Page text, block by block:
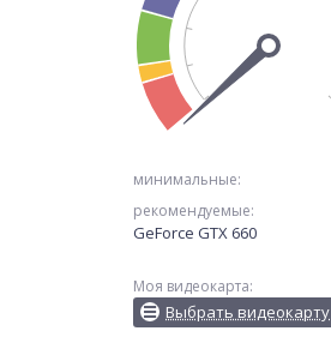
минимальные:
рекомендуемые:
GeForce GTX 660
Моя видеокарта:
Выбрать видеокарту